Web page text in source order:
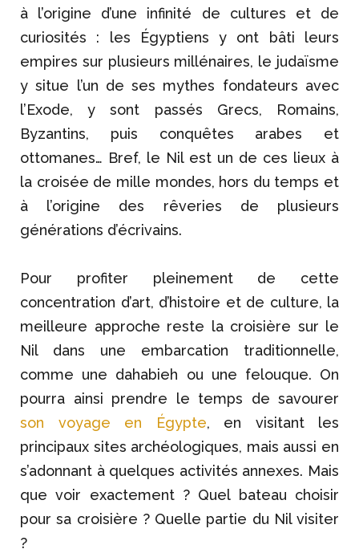
à l’origine d’une infinité de cultures et de
curiosités : les Égyptiens y ont bâti leurs
empires sur plusieurs millénaires, le judaïsme
y situe l’un de ses mythes fondateurs avec
l’Exode, y sont passés Grecs, Romains,
Byzantins, puis conquêtes arabes et
ottomanes… Bref, le Nil est un de ces lieux à
la croisée de mille mondes, hors du temps et
à l’origine des rêveries de plusieurs
générations d’écrivains.
Pour profiter pleinement de cette
concentration d’art, d’histoire et de culture, la
meilleure approche reste la croisière sur le
Nil dans une embarcation traditionnelle,
comme une dahabieh ou une felouque. On
pourra ainsi prendre le temps de savourer
son voyage en Égypte, en visitant les
principaux sites archéologiques, mais aussi en
s’adonnant à quelques activités annexes. Mais
que voir exactement ? Quel bateau choisir
pour sa croisière ? Quelle partie du Nil visiter
?